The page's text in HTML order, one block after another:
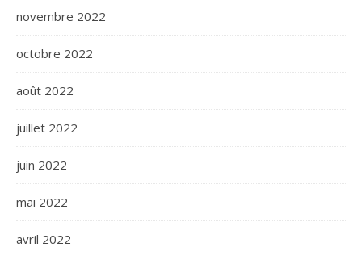
novembre 2022
octobre 2022
août 2022
juillet 2022
juin 2022
mai 2022
avril 2022